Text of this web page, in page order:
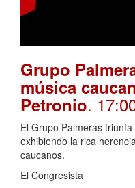
Grupo
música
Petronio.
El Grupo Palmeras
exhibiendo la rica
caucanos.
El Congresista